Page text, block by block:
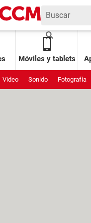
Móviles y tablets
Video Sonido Fotografía